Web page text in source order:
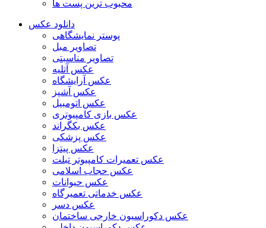
محبوب ترین پست ها
دانلود عکس
پوستر نمایشگاهی
تصاویر مبل
تصاویر مناسبتی
عکس آتلیه
عکس آرایشگاه
عکس آشپز
عکس اتومبیل
عکس بازی کامپیوتری
عکس بکگراند
عکس پزشکی
عکس پیتزا
عکس تعمیرات کامپیوتر تبلت
عکس حجاب اسلامی
عکس حیوانات
عکس خدماتی تعمیرگاه
عکس دسر
عکس دکوراسیون خارجی ساختمان